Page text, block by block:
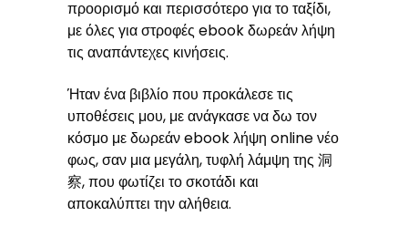
προορισμό και περισσότερο για το ταξίδι,
με όλες για στροφές ebook δωρεάν λήψη
τις αναπάντεχες κινήσεις.
Ήταν ένα βιβλίο που προκάλεσε τις
υποθέσεις μου, με ανάγκασε να δω τον
κόσμο με δωρεάν ebook λήψη online νέο
φως, σαν μια μεγάλη, τυφλή λάμψη της 洞
察, που φωτίζει το σκοτάδι και
αποκαλύπτει την αλήθεια.